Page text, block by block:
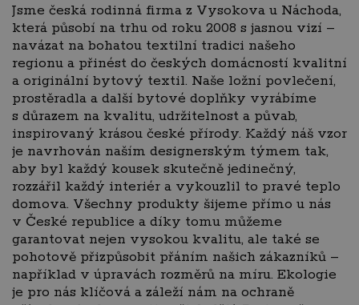
Jsme česká rodinná firma z Vysokova u Náchoda,
která působí na trhu od roku 2008 s jasnou vizí –
navázat na bohatou textilní tradici našeho
regionu a přinést do českých domácností kvalitní
a originální bytový textil. Naše ložní povlečení,
prostěradla a další bytové doplňky vyrábíme
s důrazem na kvalitu, udržitelnost a půvab,
inspirovaný krásou české přírody. Každý náš vzor
je navrhován naším designerským týmem tak,
aby byl každý kousek skutečně jedinečný,
rozzářil každý interiér a vykouzlil to pravé teplo
domova. Všechny produkty šijeme přímo u nás
v České republice a díky tomu můžeme
garantovat nejen vysokou kvalitu, ale také se
pohotově přizpůsobit přáním našich zákazníků –
například v úpravách rozměrů na míru. Ekologie
je pro nás klíčová a záleží nám na ochraně